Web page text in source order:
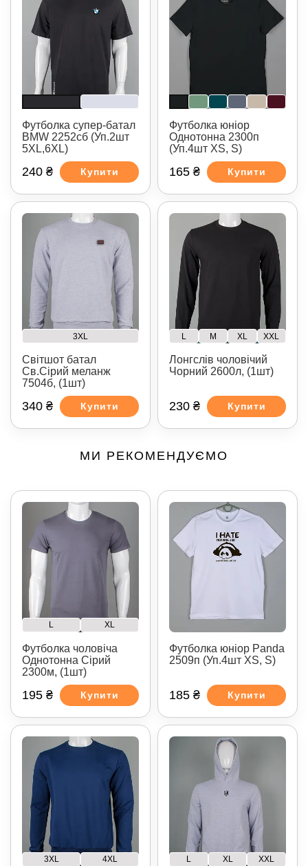
Футболка супер-батал
BMW 2252сб (Уп.2шт
5XL,6XL)
240 ₴ Купити
Футболка юніор
Однотонна 2300п
(Уп.4шт XS, S)
165 ₴ Купити
3XL
Світшот батал
Св.Сірий меланж
7504б, (1шт)
340 ₴ Купити
L M XL XXL
Лонгслів чоловічий
Чорний 2600л, (1шт)
230 ₴ Купити
МИ РЕКОМЕНДУЄМО
L XL
Футболка чоловіча
Однотонна Сірий
2300м, (1шт)
195 ₴ Купити
Футболка юніор Panda
2509п (Уп.4шт XS, S)
185 ₴ Купити
3XL 4XL L XL XXL